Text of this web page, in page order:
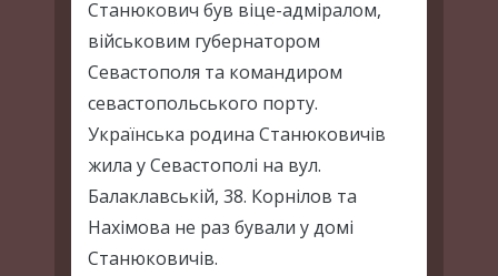
Станюкович був віце-адміралом,
військовим губернатором
Севастополя та командиром
севастопольського порту.
Українська родина Станюковичів
жила у Севастополі на вул.
Балаклавській, 38. Корнілов та
Нахімова не раз бували у домі
Станюковичів.